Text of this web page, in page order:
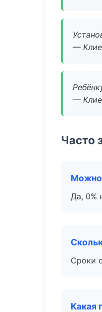
—
—
Часто
Можно
Да, 0%
Сроки
Какая